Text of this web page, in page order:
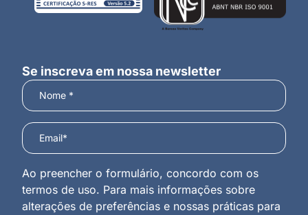
Se inscreva em nossa newsletter
Ao preencher o formulário, concordo com os
termos de uso. Para mais informações sobre
alterações de preferências e nossas práticas para